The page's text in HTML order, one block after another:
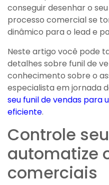
conseguir desenhar o
processo comercial se
dinâmico para o lead e
Neste artigo você pode
detalhes sobre funil de
conhecimento sobre o
especialista em jornada
seu funil de vendas para
eficiente.
Controle
automatize
comerciais